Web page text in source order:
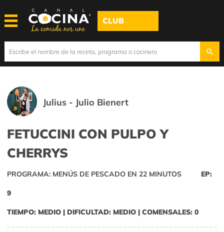
CLUB
Julius - Julio Bienert
FETUCCINI CON PULPO Y
CHERRYS
PROGRAMA: MENÚS DE PESCADO EN 22 MINUTOS EP:
9
TIEMPO: MEDIO | DIFICULTAD: MEDIO | COMENSALES: 0